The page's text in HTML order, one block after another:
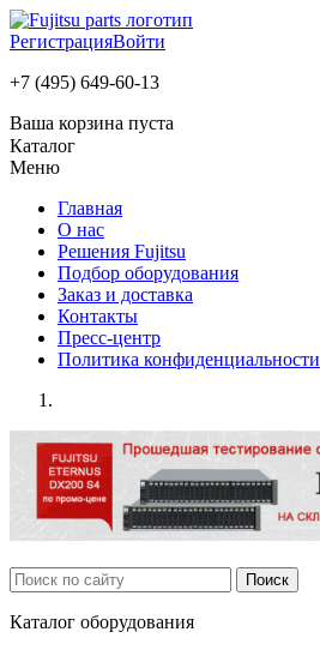
РегистрацияВойти
+7 (495) 649-60-13
Ваша корзина пуста
Каталог
Меню
Главная
О нас
Решения Fujitsu
Подбор оборудования
Заказ и доставка
Контакты
Пресс-центр
Политика конфиденциальности
Каталог оборудования